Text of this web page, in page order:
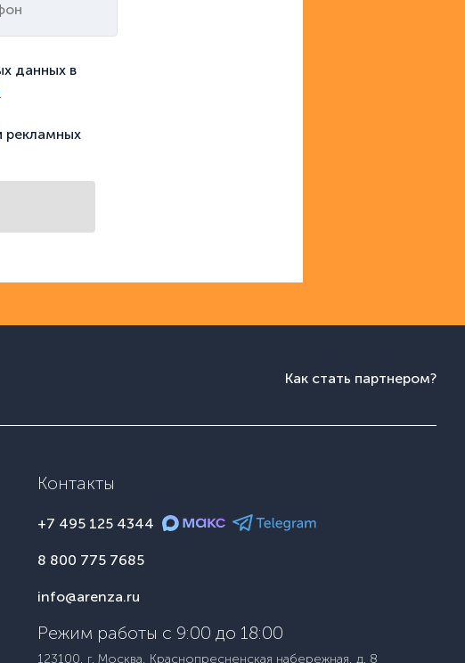
данных в
рекламных
Как стать партнером?
Контакты
+7 495 125 4344
8 800 775 7685
info@arenza.ru
Режим работы с 9:00 до 18:00
123100, г. Москва, Краснопресненская набережная, д. 8